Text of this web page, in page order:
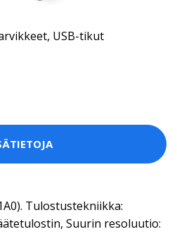
, USB-tikut
Tulostustekniikka:
Suurin resoluutio: